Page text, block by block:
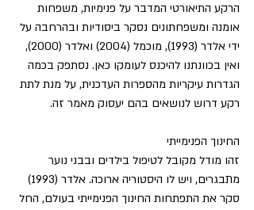
הרקע התיאורטי המדבר על פנימיות, משפחות
אומנה ומשפחתונים נסקר ביסודיות ובהרחבה על
ידי אלדר (1993), מוכמל (2004) ואלדר (2000),
ואין בכוונתנו להיכנס לעומקו כאן. נסתפק בכמה
הגדרות עיקריות מהספרות העדכנית, על מנת לתת
רקע דרוש לנושאים בהם יעסוק מאמר זה.
החינוך הפנימייתי
זהו מודל מקובל לטיפול בילדים ובבני נוער
מתבגרים, ויש לו היסטוריה ארוכה. אלדר (1993)
סקר את התפתחות החינוך הפנימייתי בעולם, החל